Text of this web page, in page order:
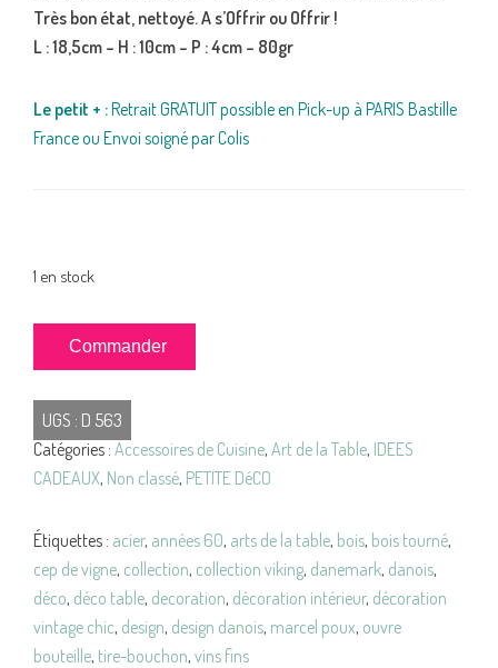
Très bon état, nettoyé. A s’Offrir ou Offrir !
L : 18,5cm – H : 10cm – P : 4cm – 80gr
Le petit + :Retrait GRATUIT possible en Pick-up à PARIS Bastille
France ou Envoi soigné par Colis
1 en stock
quantité
de
Tire-
BOUCHON
en
Bois
Commander
UGS : D 563
Catégories : Accessoires de Cuisine, Art de la Table, IDEES
CADEAUX, Non classé, PETITE DéCO
Étiquettes : acier, années 60, arts de la table, bois, bois tourné,
cep de vigne, collection, collection viking, danemark, danois,
déco, déco table, decoration, décoration intérieur, décoration
vintage chic, design, design danois, marcel poux, ouvre
bouteille, tire-bouchon, vins fins